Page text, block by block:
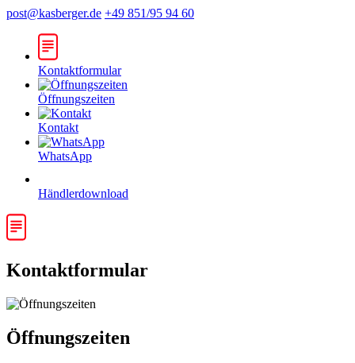
post@kasberger.de +49 851/95 94 60
Kontaktformular
Öffnungszeiten
Kontakt
WhatsApp
Händlerdownload
Kontaktformular
Öffnungszeiten